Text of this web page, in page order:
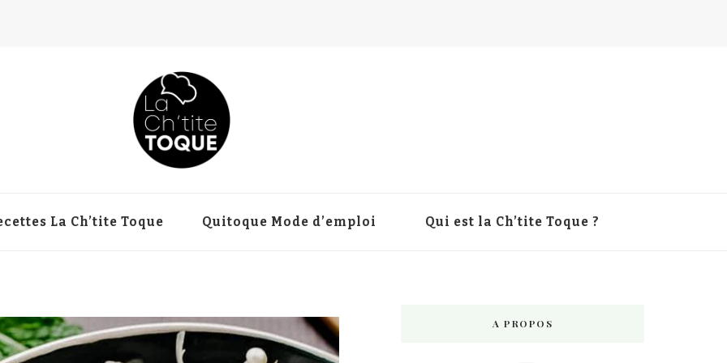
La Ch’tite Toque Quitoque Mode d’emploi Qui est la Ch’tite Toque ?
A PROPOS